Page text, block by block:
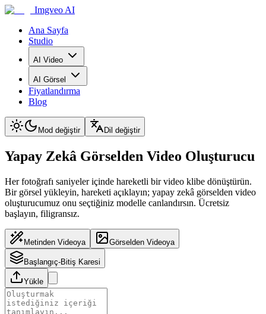
Imgveo AI
Ana Sayfa
Studio
AI Video
AI Görsel
Fiyatlandırma
Blog
Mod değiştir Dil değiştir
Yapay Zekâ Görselden Video Oluşturucu
Her fotoğrafı saniyeler içinde hareketli bir video klibe dönüştürün.
Bir görsel yükleyin, hareketi açıklayın; yapay zekâ görselden video
oluşturucumuz onu seçtiğiniz modelle canlandırsın. Ücretsiz
başlayın, filigransız.
Metinden Videoya Görselden Videoya
Başlangıç-Bitiş Karesi
Yükle